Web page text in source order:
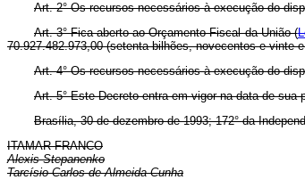
Art. 2° Os recursos necessários à execução do
Art. 3° Fica aberto ao Orçamento Fiscal da União (
70.927.482.973,00 (setenta bilhões, novecentos e vinte
Art. 4° Os recursos necessários à execução do
Art. 5° Este Decreto entra em vigor na data de sua
Brasília, 30 de dezembro de 1993; 172° da
ITAMAR FRANCO
Alexis Stepanenko
Tarcísio Carlos de Almeida Cunha